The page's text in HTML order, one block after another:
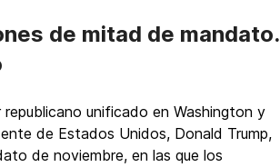
de mitad de mandato.
unificado en Washington y
de Estados Unidos, Donald Trump,
de noviembre, en las que los